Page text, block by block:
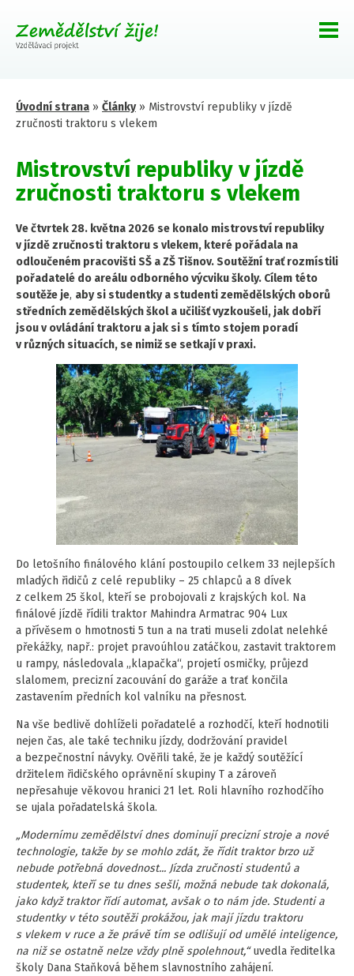
Úvodní strana » Články» Mistrovství republiky v jízdě
zručnosti traktoru s vlekem
Mistrovství republiky v jízdě
zručnosti traktoru s vlekem
Ve čtvrtek 28. května 2026 se konalo mistrovství republiky
v jízdě zručnosti traktoru s vlekem, které pořádala na
odloučeném pracovišti SŠ a ZŠ Tišnov. Soutěžní trať rozmístili
pořadatelé do areálu odborného výcviku školy. Cílem této
soutěže je, aby si studentky a studenti zemědělských oborů
středních zemědělských škol a učilišť vyzkoušeli, jak dobří
jsou v ovládání traktoru a jak si s tímto stojem poradí
v různých situacích, se nimiž se setkají v praxi.
Do letošního finálového klání postoupilo celkem 33 nejlepších
mladých řidičů z celé republiky – 25 chlapců a 8 dívek
z celkem 25 škol, kteří se probojovali z krajských kol. Na
finálové jízdě řídili traktor Mahindra Armatrac 904 Lux
a přívěsem o hmotnosti 5 tun a na trati museli zdolat nelehké
překážky, např.: projet pravoúhlou zatáčkou, zastavit traktorem
u rampy, následovala „klapačka“, projetí osmičky, průjezd
slalomem, precizní zacouvání do garáže a trať končila
zastavením předních kol valníku na přesnost.
Na vše bedlivě dohlíželi pořadatelé a rozhodčí, kteří hodnotili
nejen čas, ale také techniku jízdy, dodržování pravidel
a bezpečnostní návyky. Ověřili také, že je každý soutěžící
držitelem řidičského oprávnění skupiny T a zároveň
nepřesahuje věkovou hranici 21 let. Roli hlavního rozhodčího
se ujala pořadatelská škola.
„Modernímu zemědělství dnes dominují precizní stroje a nové
technologie, takže by se mohlo zdát, že řídit traktor brzo už
nebude potřebná dovednost... Jízda zručnosti studentů a
studentek, kteří se tu dnes sešli, možná nebude tak dokonalá,
jako když traktor řídí automat, avšak o to nám jde. Studenti a
studentky v této soutěži prokážou, jak mají jízdu traktoru
s vlekem v ruce a že právě tím se odlišují od umělé inteligence,
na niž se ostatně nelze vždy plně spolehnout,“uvedla ředitelka
školy Dana Staňková během slavnostního zahájení.